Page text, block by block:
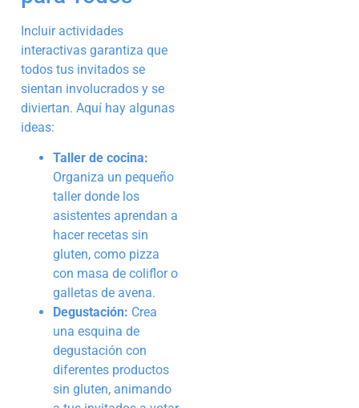
Incluir actividades
interactivas garantiza que
todos tus invitados se
sientan involucrados y se
diviertan. Aquí hay algunas
ideas:
Taller de cocina:
Organiza un pequeño
taller donde los
asistentes aprendan a
hacer recetas sin
gluten, como pizza
con masa de coliflor o
galletas de avena.
Degustación: Crea
una esquina de
degustación con
diferentes productos
sin gluten, animando